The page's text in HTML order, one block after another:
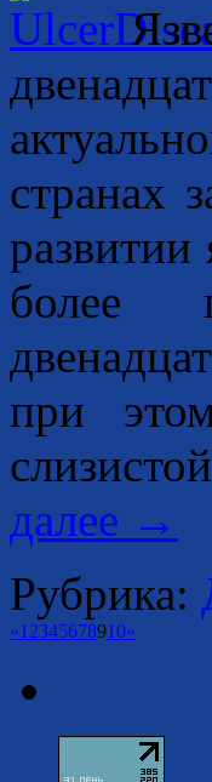
странах
более
при
далее →
Рубрика:
«1 2345678910»